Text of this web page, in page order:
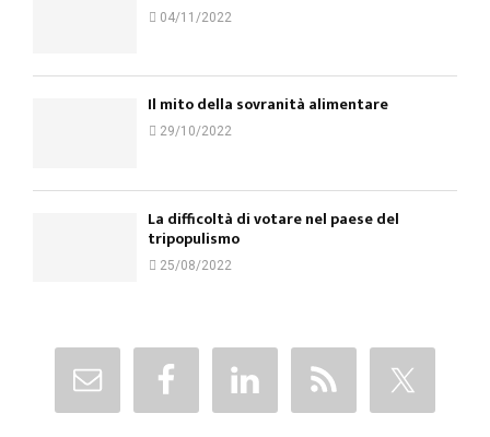
04/11/2022
Il mito della sovranità alimentare
29/10/2022
La difficoltà di votare nel paese del
tripopulismo
25/08/2022